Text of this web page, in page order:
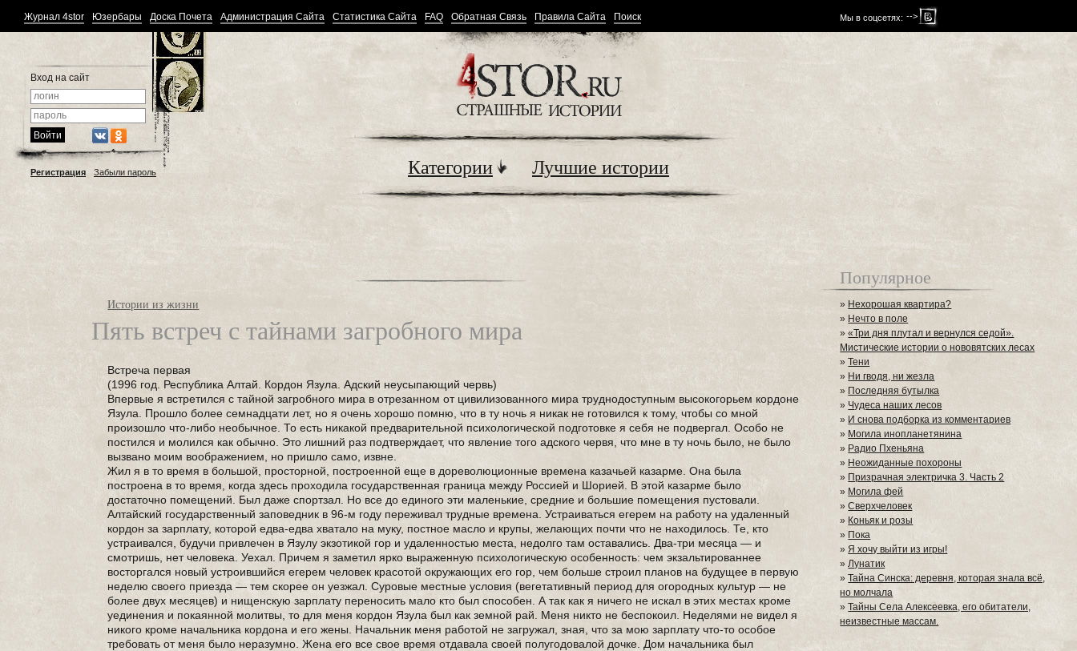
Мы в соцсетях: -->
Журнал 4stor Юзербары Доска Почета Администрация Сайта Статистика Сайта FAQ Обратная Связь Правила Сайта Поиск
Вход на сайт
Регистрация Забыли пароль Категории Лучшие истории
Истории из жизни
Пять встреч с тайнами загробного мира
Встреча первая
(1996 год. Республика Алтай. Кордон Язула. Адский неусыпающий червь)
Впервые я встретился с тайной загробного мира в отрезанном от цивилизованного мира труднодоступным высокогорьем кордоне
Язула. Прошло более семнадцати лет, но я очень хорошо помню, что в ту ночь я никак не готовился к тому, чтобы со мной
произошло что-либо необычное. То есть никакой предварительной психологической подготовке я себя не подвергал. Особо не
постился и молился как обычно. Это лишний раз подтверждает, что явление того адского червя, что мне в ту ночь было, не было
вызвано моим воображением, но пришло само, извне.
Жил я в то время в большой, просторной, построенной еще в дореволюционные времена казачьей казарме. Она была
построена в то время, когда здесь проходила государственная граница между Россией и Шорией. В этой казарме было
достаточно помещений. Был даже спортзал. Но все до единого эти маленькие, средние и большие помещения пустовали.
Алтайский государственный заповедник в 96-м году переживал трудные времена. Устраиваться егерем на работу на удаленный
кордон за зарплату, которой едва-едва хватало на муку, постное масло и крупы, желающих почти что не находилось. Те, кто
устраивался, будучи привлечен в Язулу экзотикой гор и удаленностью места, недолго там оставались. Два-три месяца — и
смотришь, нет человека. Уехал. Причем я заметил ярко выраженную психологическую особенность: чем экзальтированнее
восторгался новый устроившийся егерем человек красотой окружающих его гор, чем больше строил планов на будущее в первую
неделю своего приезда — тем скорее он уезжал. Суровые местные условия (вегетативный период для огородных культур — не
более двух месяцев) и нищенскую зарплату переносить мало кто был способен. А так как я ничего не искал в этих местах кроме
уединения и покаянной молитвы, то для меня кордон Язула был как земной рай. Меня никто не беспокоил. Неделями не видел я
никого кроме начальника кордона и его жены. Начальник меня работой не загружал, зная, что за мою зарплату что-то особое
требовать от меня было неразумно. Жена его все свое время отдавала своей полугодовалой дочке. Дом начальника был
Популярное
» Нехорошая квартира?
» Нечто в поле
»«Три дня плутал и вернулся седой».
Мистические истории о нововятских лесах
»Тени
» Ни гводя, ни жезла
» Последняя бутылка
» Чудеса наших лесов
» И снова подборка из комментариев
» Могила инопланетянина
» Радио Пхеньяна
» Неожиданные похороны
» Призрачная электричка 3. Часть 2
» Могила фей
»Сверхчеловек
» Коньяк и розы
» Пока
»Я хочу выйти из игры!
»Лунатик
»Тайна Синска: деревня, которая знала всё,
но молчала
»Тайны Села Алексеевка, его обитатели,
неизвестные массам.